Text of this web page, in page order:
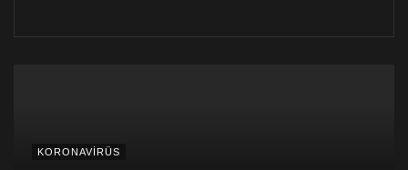
KORONAVİRÜS